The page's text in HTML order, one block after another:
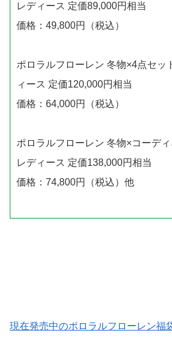
レディース 定価89,000円相当
価格：49,800円（税込）
ポロラルフローレン 冬物×4点セッ
ィース 定価120,000円相当
価格：64,000円（税込）
ポロラルフローレン 冬物×コーデ
レディース 定価138,000円相当
価格：74,800円（税込）他
現在発売中のポロラルフローレン福